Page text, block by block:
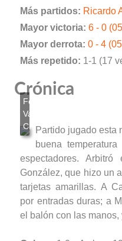
Más partidos: Ricardo
Mayor victoria: 6 - 0
Mayor derrota: 0 - 4
Más repetido: 1-1 (17
Crónica
Partido jugado esta
buena
espectadores.
González, que hizo un
tarjetas amarillas. A
por entradas duras; a
el balón con las manos,